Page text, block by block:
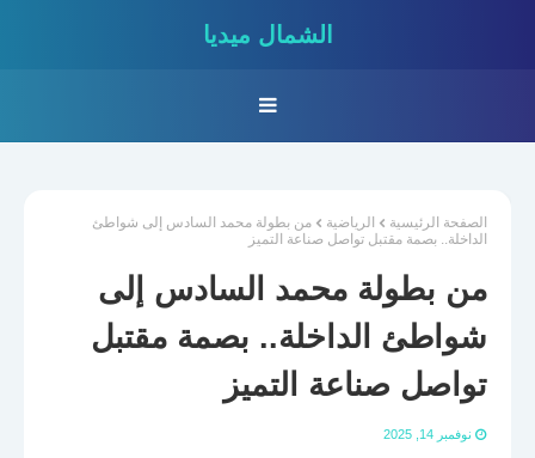
الشمال ميديا
الصفحة الرئيسية الرياضية
من بطولة محمد السادس إلى شواطئ
الداخلة.. بصمة مقتبل تواصل صناعة التميز
من بطولة محمد السادس إلى
شواطئ الداخلة.. بصمة مقتبل
تواصل صناعة التميز
نوفمبر 14, 2025